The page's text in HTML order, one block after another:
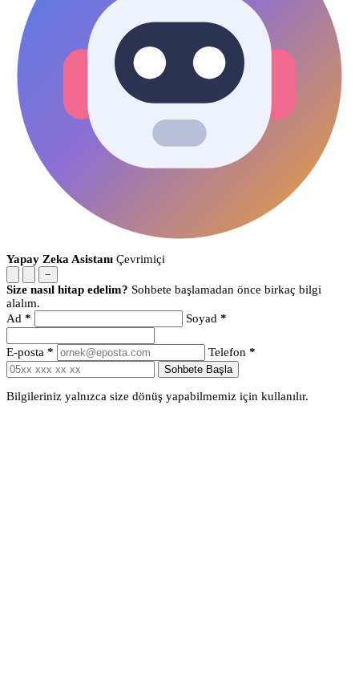
Yapay Zeka Asistanı Çevrimiçi
−
Size nasıl hitap edelim? Sohbete başlamadan önce birkaç bilgi
alalım.
Ad * Soyad *
E-posta * Telefon *
Sohbete Başla
Bilgileriniz yalnızca size dönüş yapabilmemiz için kullanılır.